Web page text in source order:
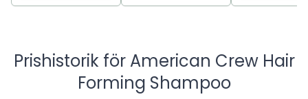
Prishistorik för American Crew Hair
Forming Shampoo